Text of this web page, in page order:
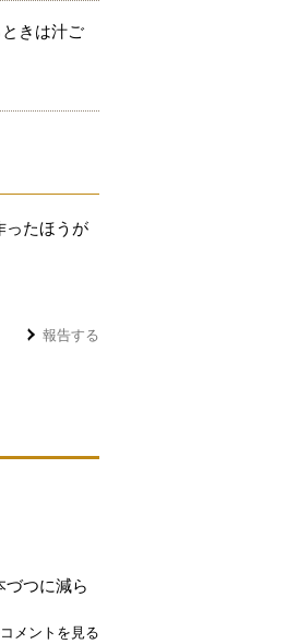
きは汁ご
ったほうが
報告する
つに減ら
メントを見る